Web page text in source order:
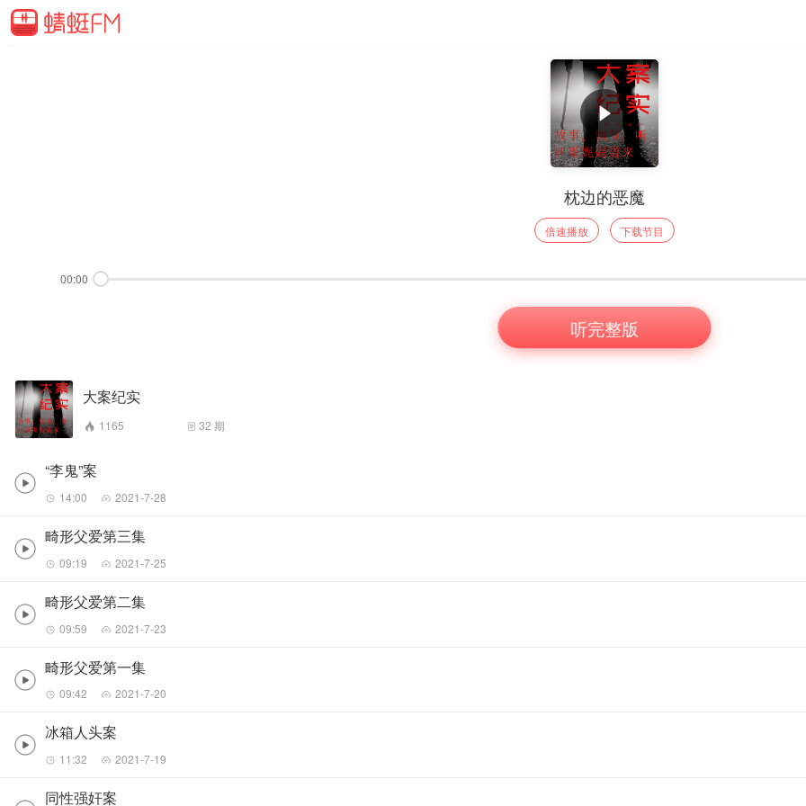
枕边的恶魔
倍速播放 下载节目
00:00
听完整版
大案纪实
1165 32 期
“李鬼”案
14:00 2021-7-28
畸形父爱第三集
09:19 2021-7-25
畸形父爱第二集
09:59 2021-7-23
畸形父爱第一集
09:42 2021-7-20
冰箱人头案
11:32 2021-7-19
同性强奸案